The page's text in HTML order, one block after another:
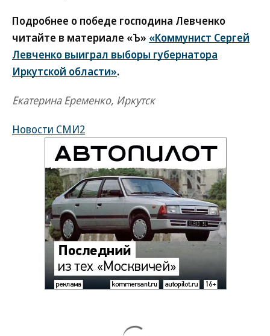
Подробнее о победе господина Левченко
читайте в материале «Ъ» «Коммунист Сергей
Левченко выиграл выборы губернатора
Иркутской области».
Екатерина Еременко, Иркутск
Новости СМИ2